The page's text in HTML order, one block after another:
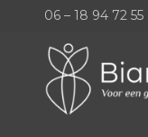
06 – 18 94 72 55|